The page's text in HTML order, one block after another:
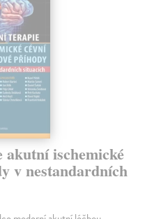
ischemické
v nestandardních